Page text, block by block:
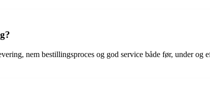
nem bestillingsproces og god service både før, under og